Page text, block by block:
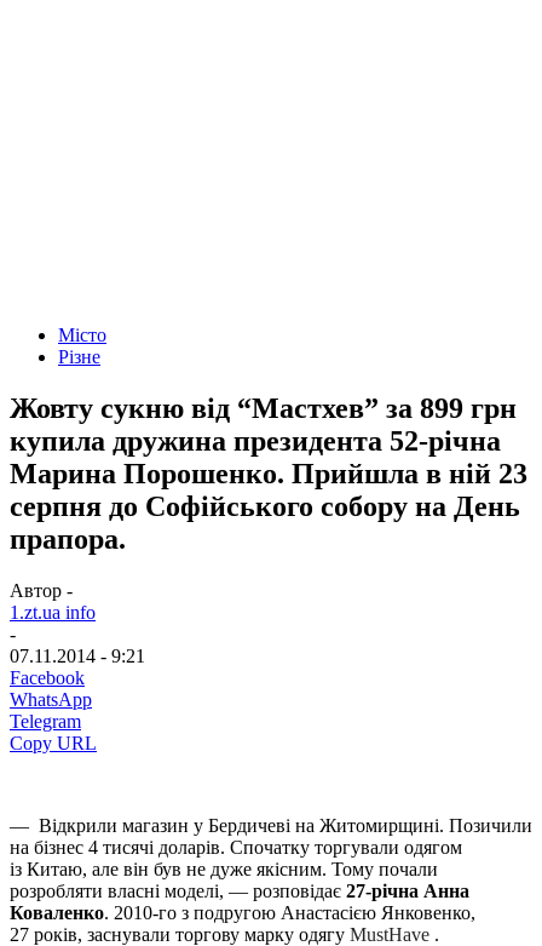
Місто
Різне
Жовту сукню від “Мастхев” за 899 грн
купила дружина президента 52-річна
Марина Порошенко. Прийшла в ній 23
серпня до Софійського собору на День
прапора.
Автор -
1.zt.ua info
-
07.11.2014 - 9:21
Facebook
WhatsApp
Telegram
Copy URL
— Відкрили магазин у Бердичеві на Житомирщині. Позичили
на бізнес 4 тисячі доларів. Спочатку торгували одягом
із Китаю, але він був не дуже якісним. Тому почали
розробляти власні моделі, — розповідає 27-річна Анна
Коваленко. 2010-го з подругою Анастасією Янковенко,
27 років, заснували торгову марку одягу MustHave .